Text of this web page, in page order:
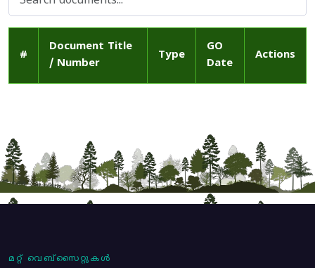
#
Document Title
/ Number
Type
GO
Date
Actions
മറ്റ് വെബ്സൈറ്റുകൾ